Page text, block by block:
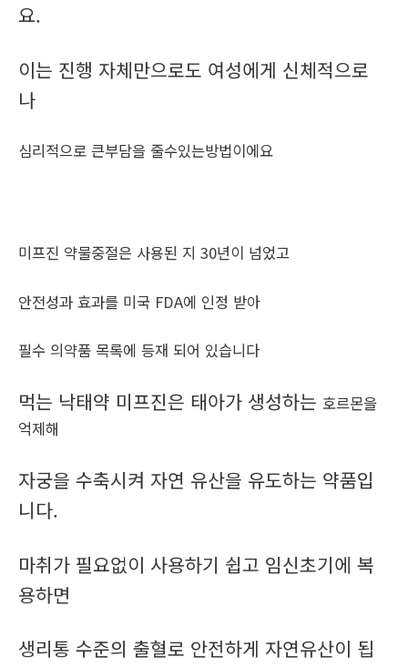
요.
이는 진행 자체만으로도 여성에게 신체적으로
나
심리적으로 큰부담을 줄수있는방법이에요
미프진 약물중절은 사용된 지 30년이 넘었고
안전성과 효과를 미국 FDA에 인정 받아
필수 의약품 목록에 등재 되어 있습니다
먹는 낙태약 미프진은 태아가 생성하는 호르몬을
억제해
자궁을 수축시켜 자연 유산을 유도하는 약품입
니다.
마취가 필요없이 사용하기 쉽고 임신초기에 복
용하면
생리통 수준의 출혈로 안전하게 자연유산이 됩